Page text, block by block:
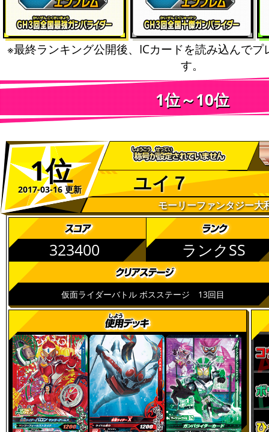
※最終ランキング公開後、ICカードを読み込んで
す。
1位～10位
1位
2017-03-16 更新 ユイ７
モーリーファンタジー大
323400 ランクSS
仮面ライダーバトル ボスステージ 13回目